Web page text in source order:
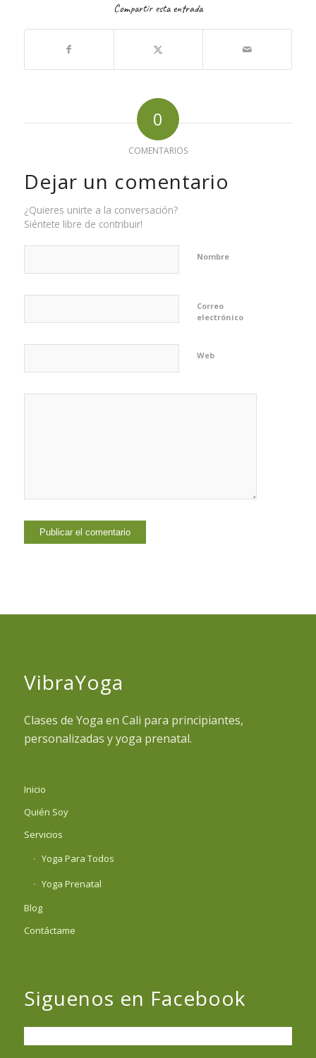
Compartir esta entrada
0
COMENTARIOS
Dejar un comentario
¿Quieres unirte a la conversación?
Siéntete libre de contribuir!
Nombre
Correo
electrónico
Web
VibraYoga
Clases de Yoga en Cali para principiantes,
personalizadas y yoga prenatal.
Inicio
Quién Soy
Servicios
Yoga Para Todos
Yoga Prenatal
Blog
Contáctame
Siguenos en Facebook